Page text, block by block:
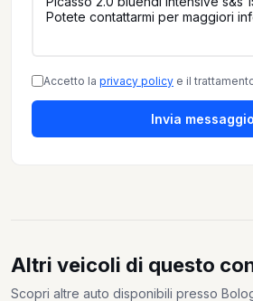
Accetto la privacy policy e il
Invia messaggio
Altri veicoli di questo
Scopri altre auto disponibili presso